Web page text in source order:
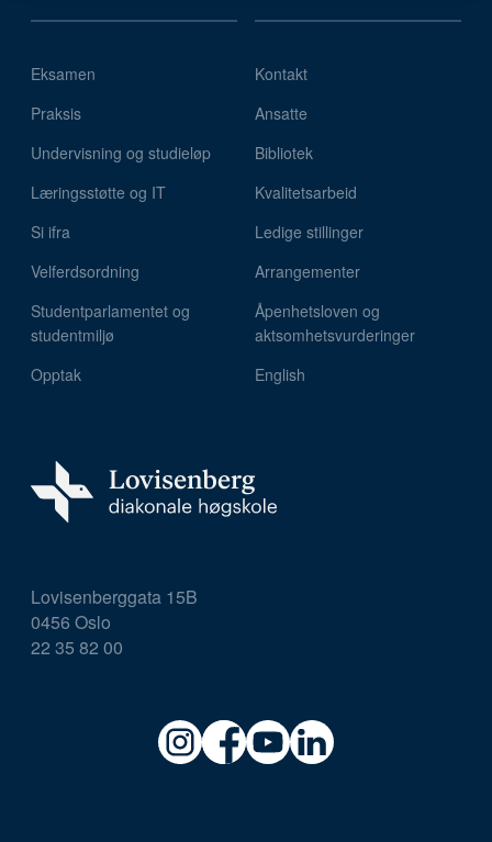
Eksamen
Praksis
Undervisning og studieløp
Læringsstøtte og IT
Si ifra
Velferdsordning
Studentparlamentet og
studentmiljø
Opptak
Kontakt
Ansatte
Bibliotek
Kvalitetsarbeid
Ledige stillinger
Arrangementer
Åpenhetsloven og
aktsomhetsvurderinger
English
Lovisenberggata 15B
0456 Oslo
22 35 82 00